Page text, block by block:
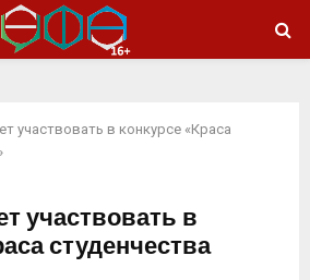
участвовать в конкурсе «Краса
участвовать в
студенчества